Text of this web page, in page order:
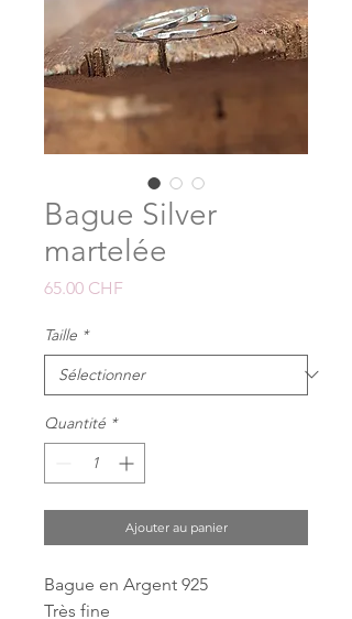
Bague Silver
martelée
65.00 CHF
Taille *
Quantité *
Ajouter au panier
Bague en Argent 925
Très fine